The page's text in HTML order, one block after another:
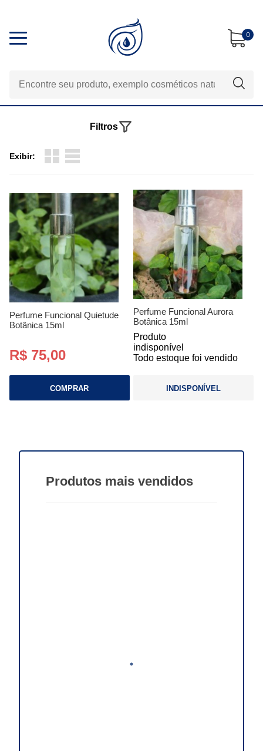
0
Exibir:
Filtros
Perfume Funcional Quietude
Botânica 15ml
R$ 75,00
COMPRAR
Perfume Funcional Aurora
Botânica 15ml
Produto
indisponível
Todo estoque foi vendido
INDISPONÍVEL
Produtos mais vendidos